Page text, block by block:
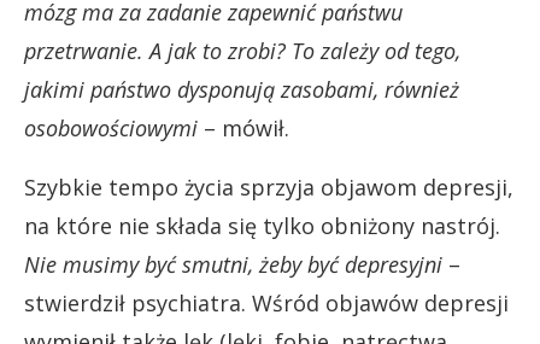
mózg ma za zadanie zapewnić państwu
przetrwanie. A jak to zrobi? To zależy od tego,
jakimi państwo dysponują zasobami, również
osobowościowymi – mówił.
Szybkie tempo życia sprzyja objawom depresji,
na które nie składa się tylko obniżony nastrój.
Nie musimy być smutni, żeby być depresyjni –
stwierdził psychiatra. Wśród objawów depresji